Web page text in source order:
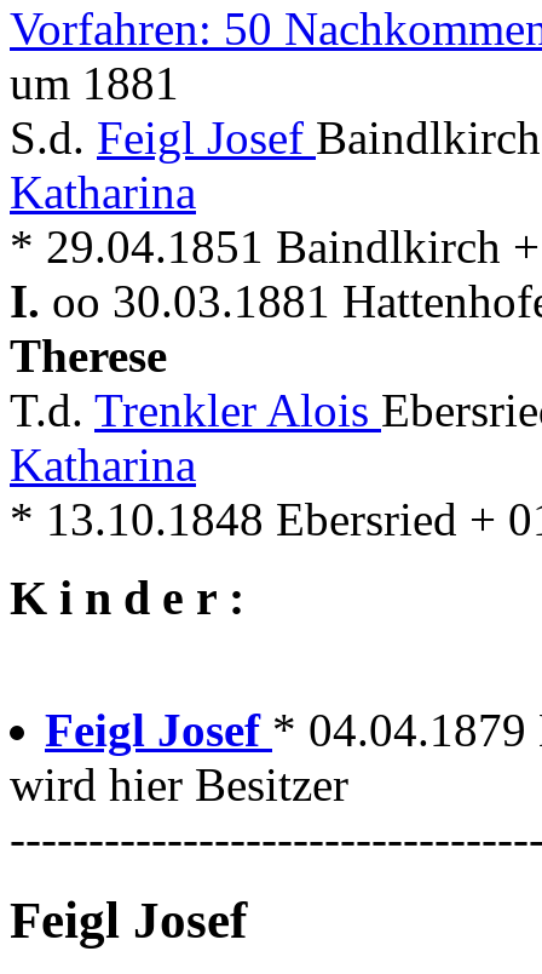
Vorfahren: 50
um 1881
S.d. Feigl Josef
Katharina
* 29.04.1851 Baindlkirch
I. oo 30.03.1881
Therese
T.d. Trenkler Alois
Katharina
* 13.10.1848 Ebersried +
K i n d e r :
Feigl Josef * 04.04.1879
wird hier Besitzer
Feigl Josef